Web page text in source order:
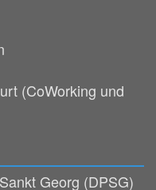
(CoWorking und
Georg (DPSG)